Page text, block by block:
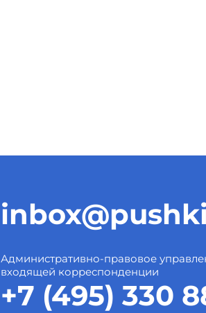
Административно-правовое
входящей корреспонденции
+7 (495) 330